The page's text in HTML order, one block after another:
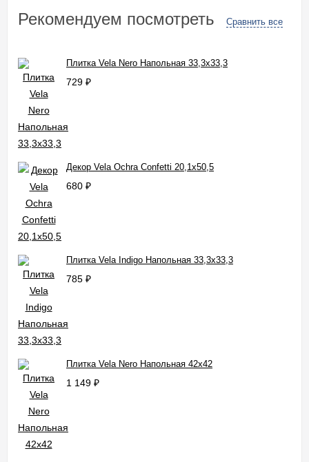
Рекомендуем посмотреть Сравнить все
Плитка Vela Nero Напольная 33,3x33,3
729 ₽
Декор Vela Ochra Confetti 20,1x50,5
680 ₽
Плитка Vela Indigo Напольная 33,3x33,3
785 ₽
Плитка Vela Nero Напольная 42x42
1 149 ₽